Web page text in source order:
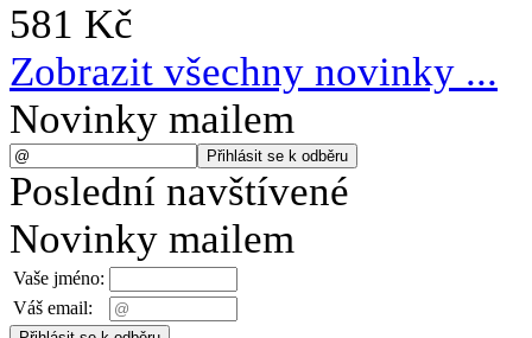
581 Kč
Zobrazit všechny novinky ...
Novinky mailem
Poslední navštívené
Novinky mailem
Vaše jméno:
Váš email: